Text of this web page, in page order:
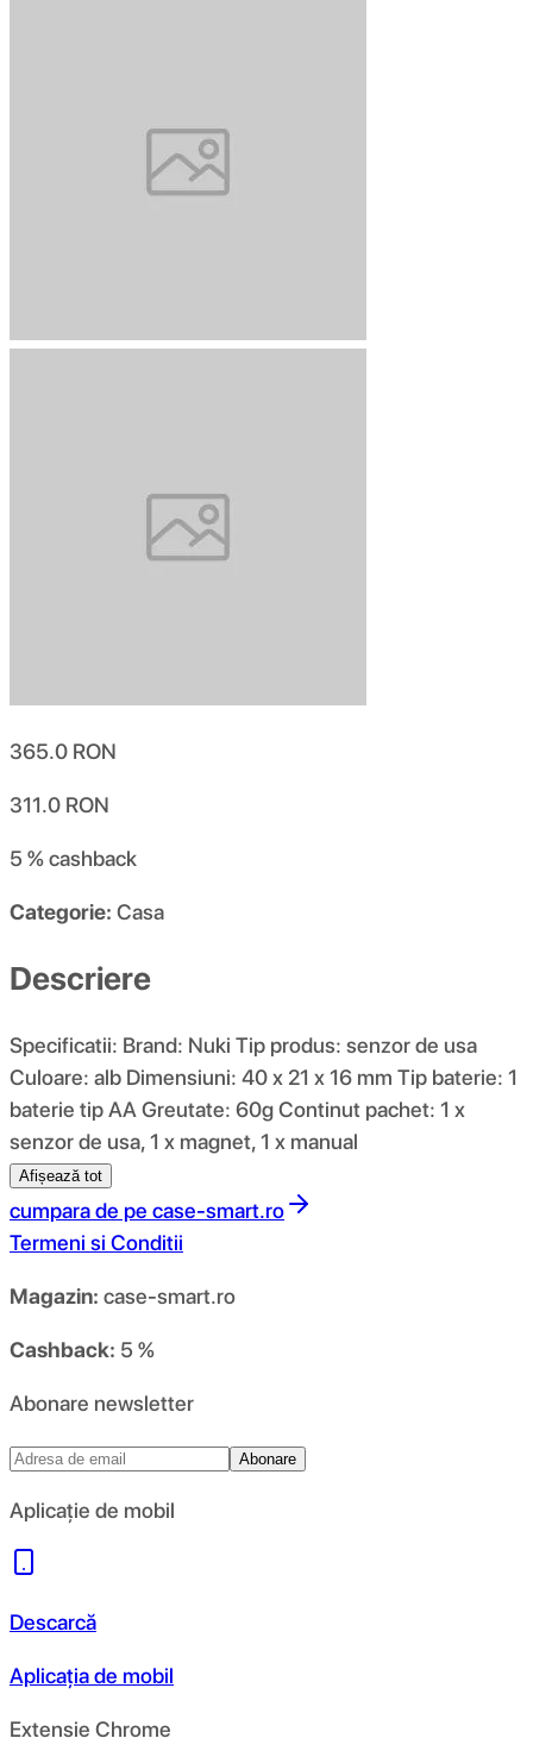
365.0 RON
311.0 RON
5 %cashback
Categorie: Casa
Descriere
Specificatii: Brand: Nuki Tip produs: senzor de usa
Culoare: alb Dimensiuni: 40 x 21 x 16 mm Tip baterie: 1
baterie tip AA Greutate: 60g Continut pachet: 1 x
senzor de usa, 1 x magnet, 1 x manual
Afișează tot
cumpara de pe case-smart.ro
Termeni si Conditii
Magazin: case-smart.ro
Cashback: 5 %
Abonare newsletter
Abonare
Aplicație de mobil
Descarcă
Aplicația de mobil
Extensie Chrome